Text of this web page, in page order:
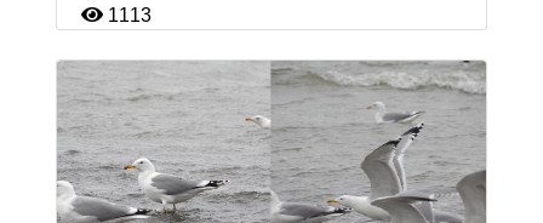
1113